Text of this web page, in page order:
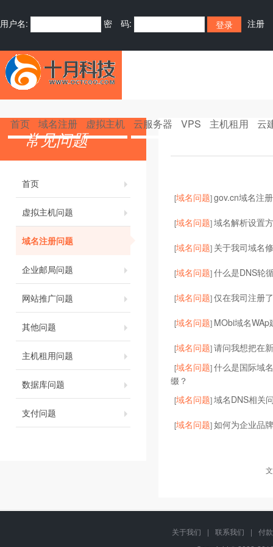
用户名: 密 码: 注册
首页 域名注册 虚拟主机 云服务器 VPS 主机租用 云
常见问题
首页
虚拟主机问题
域名注册问题
企业邮局问题
网站推广问题
其他问题
主机租用问题
数据库问题
支付问题
[域名问题]gov.cn域名注
[域名问题]域名解析设置
[域名问题] 关于我司域名
[域名问题]什么是DNS轮
[域名问题]仅在我司注册
[域名问题] MObi域名WAp
[域名问题]请问我想把在
[域名问题]什么是国际域
缀？
[域名问题]域名DNS相关
[域名问题]如何为企业品
关于我们 | 联系我们 |
付